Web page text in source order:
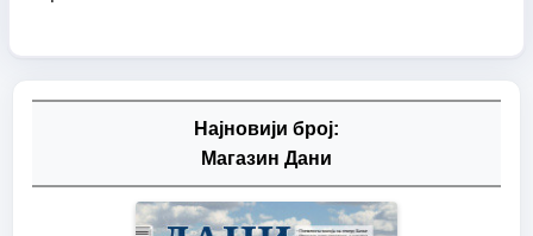
Најновији број:
Магазин Дани